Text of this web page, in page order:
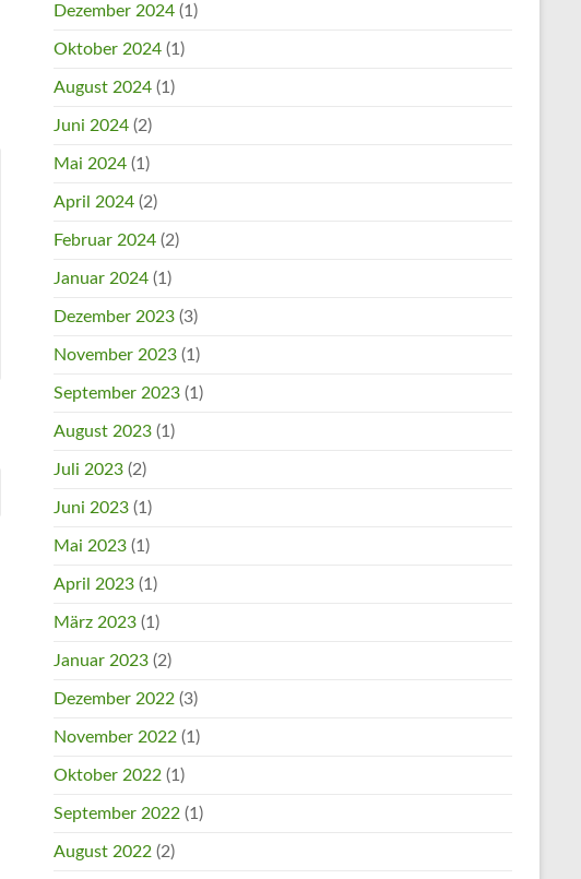
Dezember 2024 (1)
Oktober 2024 (1)
August 2024 (1)
Juni 2024 (2)
Mai 2024 (1)
April 2024 (2)
Februar 2024 (2)
Januar 2024 (1)
Dezember 2023 (3)
November 2023 (1)
September 2023 (1)
August 2023 (1)
Juli 2023 (2)
Juni 2023 (1)
Mai 2023 (1)
April 2023 (1)
März 2023 (1)
Januar 2023 (2)
Dezember 2022 (3)
November 2022 (1)
Oktober 2022 (1)
September 2022 (1)
August 2022 (2)